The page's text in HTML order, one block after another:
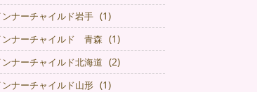
ンナーチャイルド岩手 (1)
ンナーチャイルド 青森 (1)
ンナーチャイルド北海道 (2)
ンナーチャイルド山形 (1)